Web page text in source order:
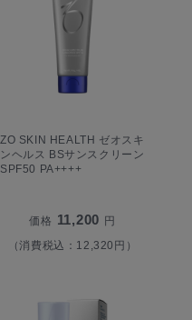
ZO SKIN HEALTH ゼオスキ
ンヘルス BSサンスクリーン
SPF50 PA++++
価格 11,200 円
（消費税込：12,320円）